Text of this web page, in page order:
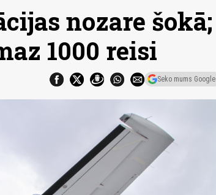
nozare šokā;
1000 reisi
Seko mums Google